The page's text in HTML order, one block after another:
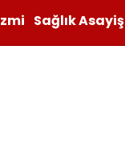
Sağlık Asayiş